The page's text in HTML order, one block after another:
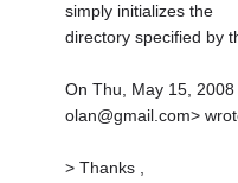
simply initializes the
directory specified by
On Thu, May 15,
olan@gmail.com>
> Thanks ,